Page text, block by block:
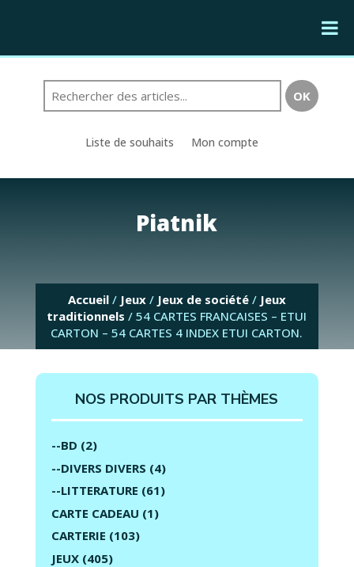
Liste de souhaits Mon compte
Piatnik
Accueil/ Jeux/ Jeux de société/ Jeux
traditionnels / 54 CARTES FRANCAISES – ETUI
CARTON – 54 CARTES 4 INDEX ETUI CARTON.
NOS PRODUITS PAR THÈMES
--BD (2)
--DIVERS DIVERS (4)
--LITTERATURE (61)
CARTE CADEAU (1)
CARTERIE (103)
JEUX (405)